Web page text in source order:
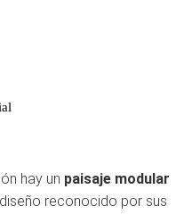
hay un paisaje modular
reconocido por sus